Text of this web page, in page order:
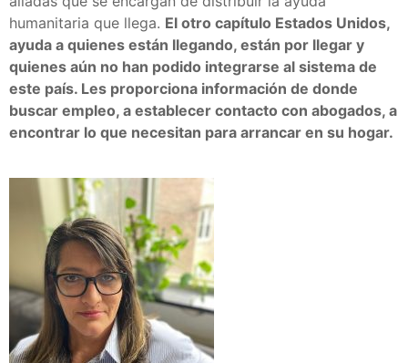
humanitaria que llega. El otro capítulo Estados Unidos,
ayuda a quienes están llegando, están por llegar y
quienes aún no han podido integrarse al sistema de
este país. Les proporciona información de donde
buscar empleo, a establecer contacto con abogados, a
encontrar lo que necesitan para arrancar en su hogar.